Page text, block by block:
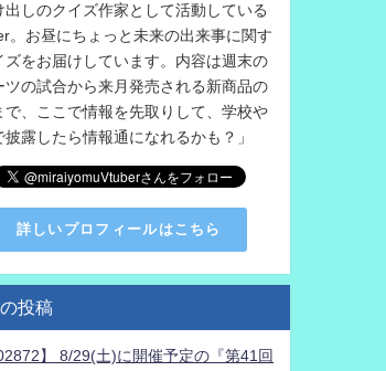
出しのクイズ作家として活動している
。お昼にちょっと未来の出来事に関す
ズをお届けしています。内容は週末の
ツの試合から来月発売される新商品の
で、ここで情報を先取りして、学校や
披露したら情報通になれるかも？」
詳しいプロフィールはこちら
投稿
】 8/29(土)に開催予定の『第41回